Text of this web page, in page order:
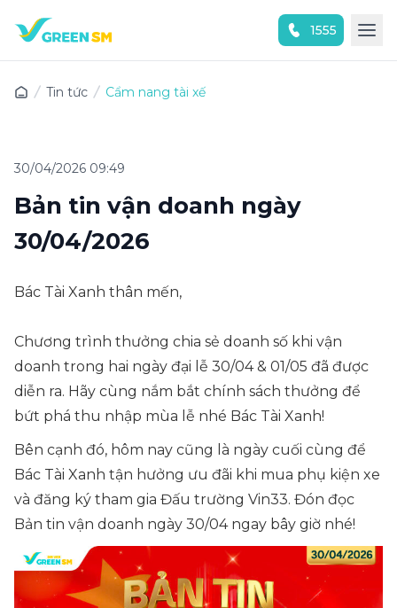
1555
Tin tức Cẩm nang tài xế
30/04/2026 09:49
Bản tin vận doanh ngày
30/04/2026
Bác Tài Xanh thân mến,
Chương trình thưởng chia sẻ doanh số khi vận
doanh trong hai ngày đại lễ 30/04 & 01/05 đã được
diễn ra. Hãy cùng nắm bắt chính sách thưởng để
bứt phá thu nhập mùa lễ nhé Bác Tài Xanh!
Bên cạnh đó, hôm nay cũng là ngày cuối cùng để
Bác Tài Xanh tận hưởng ưu đãi khi mua phụ kiện xe
và đăng ký tham gia Đấu trường Vin33. Đón đọc
Bản tin vận doanh ngày 30/04 ngay bây giờ nhé!